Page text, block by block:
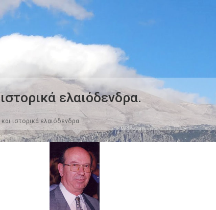
ελαιόδενδρα.
και ιστορικά ελαιόδενδρα.